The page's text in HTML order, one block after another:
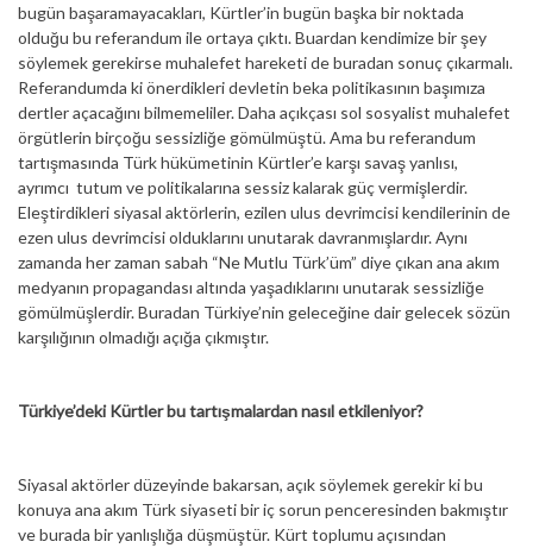
bugün başaramayacakları, Kürtler’in bugün başka bir noktada
olduğu bu referandum ile ortaya çıktı. Buardan kendimize bir şey
söylemek gerekirse muhalefet hareketi de buradan sonuç çıkarmalı.
Referandumda ki önerdikleri devletin beka politikasının başımıza
dertler açacağını bilmemeliler. Daha açıkçası sol sosyalist muhalefet
örgütlerin birçoğu sessizliğe gömülmüştü. Ama bu referandum
tartışmasında Türk hükümetinin Kürtler’e karşı savaş yanlısı,
ayrımcı tutum ve politikalarına sessiz kalarak güç vermişlerdir.
Eleştirdikleri siyasal aktörlerin, ezilen ulus devrimcisi kendilerinin de
ezen ulus devrimcisi olduklarını unutarak davranmışlardır. Aynı
zamanda her zaman sabah “Ne Mutlu Türk’üm” diye çıkan ana akım
medyanın propagandası altında yaşadıklarını unutarak sessizliğe
gömülmüşlerdir. Buradan Türkiye’nin geleceğine dair gelecek sözün
karşılığının olmadığı açığa çıkmıştır.
Türkiye’deki Kürtler bu tartışmalardan nasıl etkileniyor?
Siyasal aktörler düzeyinde bakarsan, açık söylemek gerekir ki bu
konuya ana akım Türk siyaseti bir iç sorun penceresinden bakmıştır
ve burada bir yanlışlığa düşmüştür. Kürt toplumu açısından